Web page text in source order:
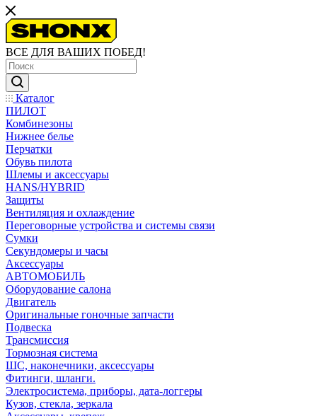
ВСЕ ДЛЯ ВАШИХ ПОБЕД!
Каталог
ПИЛОТ
Комбинезоны
Нижнее белье
Перчатки
Обувь пилота
Шлемы и аксессуары
HANS/HYBRID
Защиты
Вентиляция и охлаждение
Переговорные устройства и системы связи
Сумки
Секундомеры и часы
Аксессуары
АВТОМОБИЛЬ
Оборудование салона
Двигатель
Оригинальные гоночные запчасти
Подвеска
Трансмиссия
Тормозная система
ШС, наконечники, аксессуары
Фитинги, шланги.
Электросистема, приборы, дата-логгеры
Кузов, стекла, зеркала